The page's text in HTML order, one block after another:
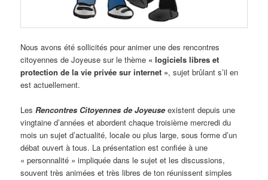
Nous avons été sollicités pour animer une des rencontres
citoyennes de Joyeuse sur le thème « logiciels libres et
protection de la vie privée sur internet », sujet brûlant s’il en
est actuellement.
LesRencontres Citoyennes de Joyeuse existent depuis une
vingtaine d’années et abordent chaque troisième mercredi du
mois un sujet d’actualité, locale ou plus large, sous forme d’un
débat ouvert à tous. La présentation est confiée à une
« personnalité » impliquée dans le sujet et les discussions,
souvent très animées et très libres de ton réunissent simples